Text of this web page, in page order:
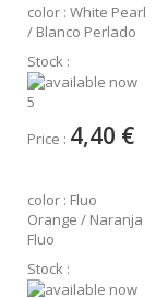
color : White Pearl
/ Blanco Perlado
Stock :
5
Price : 4,40 €
color : Fluo
Orange / Naranja
Fluo
Stock :